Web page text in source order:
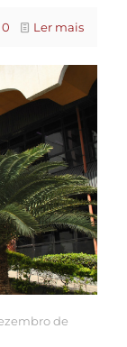
0 Ler mais
de